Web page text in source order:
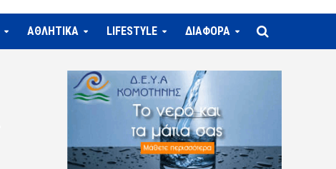
ΑΘΛΗΤΙΚΑ LIFESTYLE ΔΙΑΦΟΡΑ